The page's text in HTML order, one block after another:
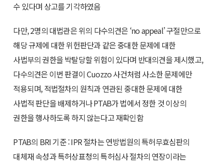
수 있다며 상고를 기각하였음
다만, 2명의 대법관은 위의 다수의견은 ‘no appeal’ 구절만으로
해당 규제에 대한 위헌판단과 같은 중대한 문제에 대한
사법부의 권한을 박탈당할 위험이 있다며 반대의견을 제시했고,
다수의견은 이번 판결이 Cuozzo 사건처럼 사소한 문제에만
적용되며, 적법절차의 원칙과 연관된 중대한 문제에 대한
사법적 판단을 배제하거나 PTAB가 법에서 정한 것 이상의
권한을 행사하도록 하지 않는다고 재확인함
PTAB의 BRI 기준 : IPR 절차는 연방법원의 특허무효심판의
대체재 속성과 특허상표청의 특허심사 절차의 연장이라는